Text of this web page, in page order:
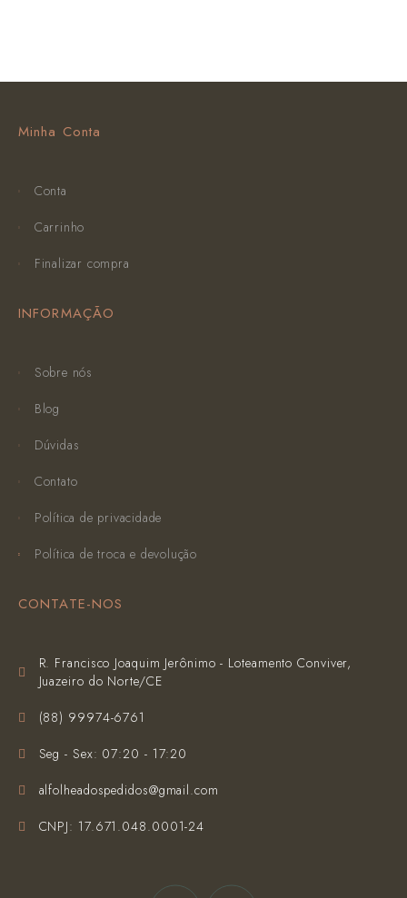
Minha Conta
Conta
Carrinho
Finalizar compra
INFORMAÇÃO
Sobre nós
Blog
Dúvidas
Contato
Política de privacidade
Política de troca e devolução
CONTATE-NOS
R. Francisco Joaquim Jerônimo - Loteamento Conviver,
Juazeiro do Norte/CE
(‪88) 99974-6761‬
Seg - Sex: 07:20 - 17:20
alfolheadospedidos@gmail.com
CNPJ: 17.671.048.0001-24